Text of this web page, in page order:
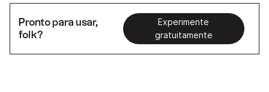
Pronto para usar,
folk?
Experimente
gratuitamente